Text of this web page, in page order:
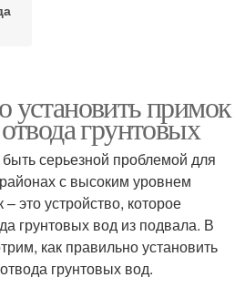
установить примок
грунтовых
серьезной проблемой для
с высоким уровнем
это устройство, которое
грунтовых вод из подвала. В
как правильно установить
грунтовых вод.